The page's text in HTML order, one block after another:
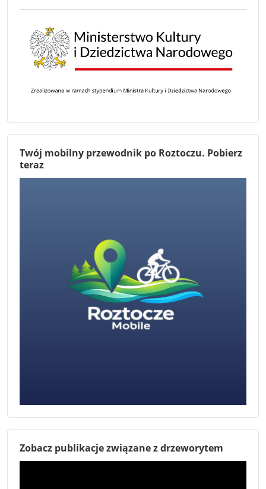
Twój mobilny przewodnik po Roztoczu. Pobierz
teraz
Zobacz publikacje związane z drzeworytem